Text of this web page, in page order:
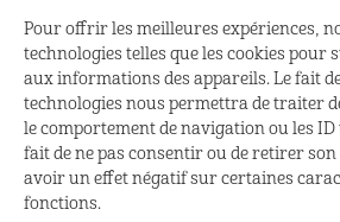
Pour offrir les meilleures expériences,
technologies telles que les cookies pour
aux informations des appareils. Le fait
technologies nous permettra de traiter
le comportement de navigation ou les ID
fait de ne pas consentir ou de retirer
avoir un effet négatif sur certaines
fonctions.
CONNECTEZ
Retrouvez les outils, infos et
réservés